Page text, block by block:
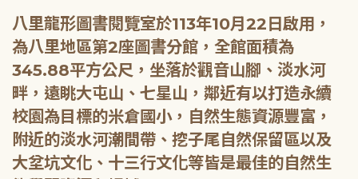
八里龍形圖書閱覽室於113年10月22日啟用，
為八里地區第2座圖書分館，全館面積為
345.88平方公尺，坐落於觀音山腳、淡水河
畔，遠眺大屯山、七星山，鄰近有以打造永續
校園為目標的米倉國小，自然生態資源豐富，
附近的淡水河潮間帶、挖子尾自然保留區以及
大坌坑文化、十三行文化等皆是最佳的自然生